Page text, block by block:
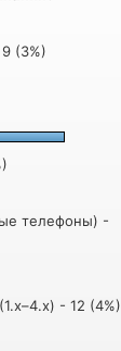
(3%)
телефоны) -
- 12 (4%)